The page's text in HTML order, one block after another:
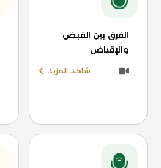
الفرق بين القبض
والإقباض
شاهد المزيد